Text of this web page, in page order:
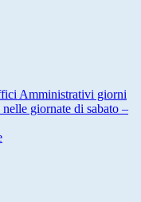
Amministrativi giorni
giornate di sabato –